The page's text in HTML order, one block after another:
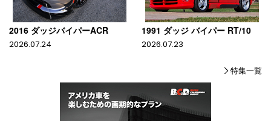
2016 ダッジバイパーACR
2026.07.24
1991 ダッジ バイパー RT/10
2026.07.23
特集一覧